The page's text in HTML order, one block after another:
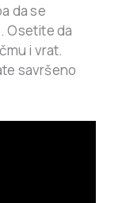
da se
Osetite da
i vrat.
savršeno